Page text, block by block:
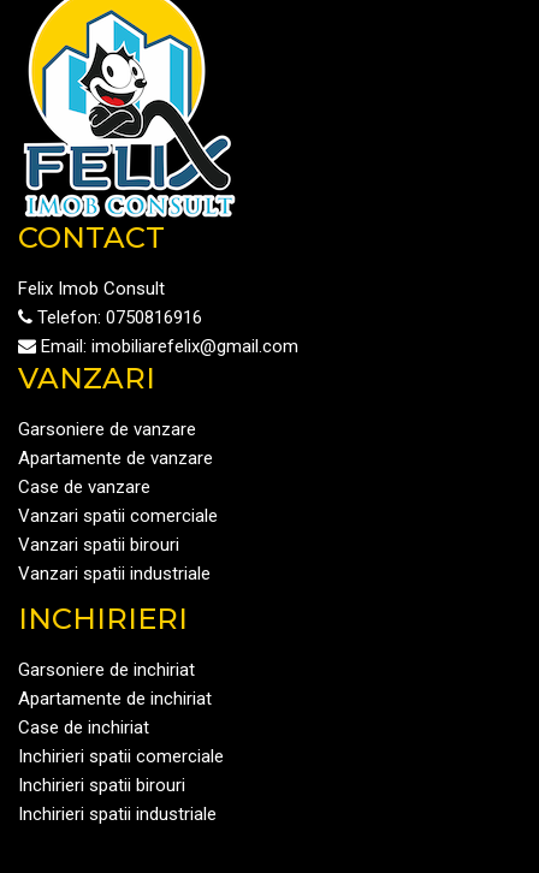
CONTACT
Felix Imob Consult
Telefon: 0750816916
Email: imobiliarefelix@gmail.com
VANZARI
Garsoniere de vanzare
Apartamente de vanzare
Case de vanzare
Vanzari spatii comerciale
Vanzari spatii birouri
Vanzari spatii industriale
INCHIRIERI
Garsoniere de inchiriat
Apartamente de inchiriat
Case de inchiriat
Inchirieri spatii comerciale
Inchirieri spatii birouri
Inchirieri spatii industriale